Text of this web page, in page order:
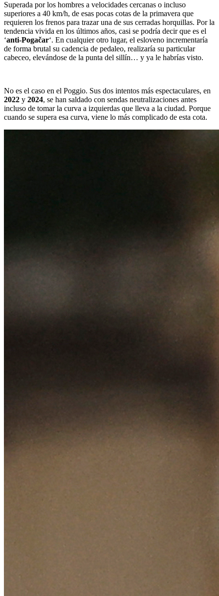
Superada por los hombres a velocidades cercanas o incluso
superiores a 40 km/h, de esas pocas cotas de la primavera que
requieren los frenos para trazar una de sus cerradas horquillas. Por la
tendencia vivida en los últimos años, casi se podría decir que es el
‘anti-Pogačar‘. En cualquier otro lugar, el esloveno incrementaría
de forma brutal su cadencia de pedaleo, realizaría su particular
cabeceo, elevándose de la punta del sillín… y ya le habrías visto.
No es el caso en el Poggio. Sus dos intentos más espectaculares, en
2022 y 2024, se han saldado con sendas neutralizaciones antes
incluso de tomar la curva a izquierdas que lleva a la ciudad. Porque
cuando se supera esa curva, viene lo más complicado de esta cota.